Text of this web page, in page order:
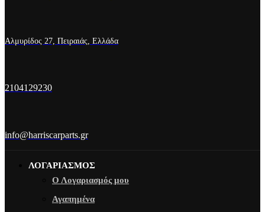
Αλμυρίδος 27, Πειραιάς, Ελλάδα
2104129230
info@harriscarparts.gr
ΛΟΓΑΡΙΑΣΜΟΣ
Ο Λογαριασμός μου
Αγαπημένα